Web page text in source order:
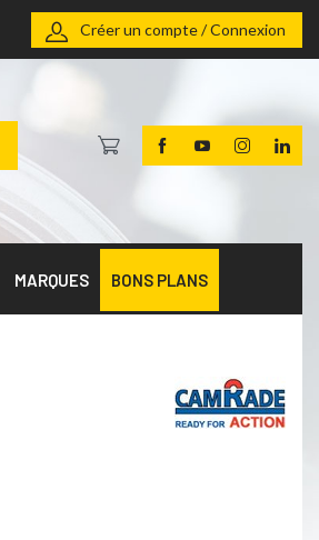
Créer un compte / Connexion
MARQUES BONS PLANS